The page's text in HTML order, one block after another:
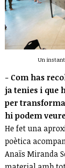
Un instant
- Com has
ja tenies i que
per
hi podem
He fet una
poètica
Anaïs Miranda